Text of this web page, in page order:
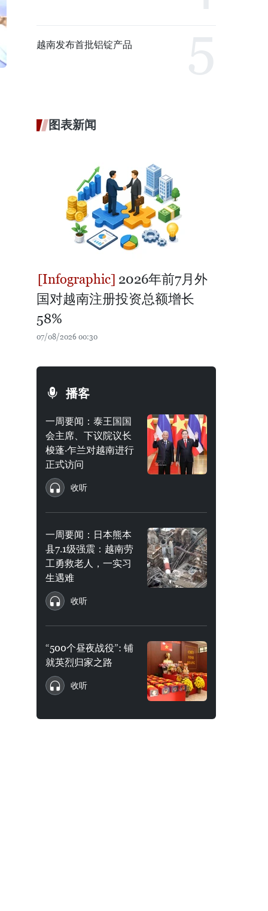
越南发布首批铝锭产品
图表新闻
2026年前7月外
国对越南注册投资总额增长
58%
07/08/2026 00:30
播客
一周要闻：泰王国国
会主席、下议院议长
梭蓬·乍兰对越南进行
正式访问
收听
一周要闻：日本熊本
县7.1级强震：越南劳
工勇救老人，一实习
生遇难
收听
“500个昼夜战役”: 铺
就英烈归家之路
收听